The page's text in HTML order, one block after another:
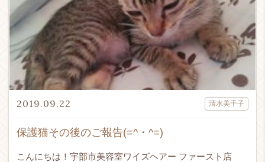
保護猫その後のご報告(=^・^=)
2019.09.22 清水美千子
こんにちは！宇部市美容室ワイズヘアー ファースト店